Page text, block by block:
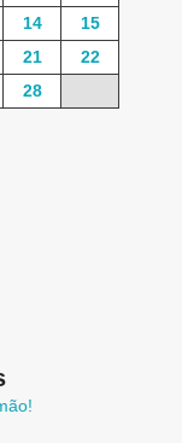
14
15
21
22
28